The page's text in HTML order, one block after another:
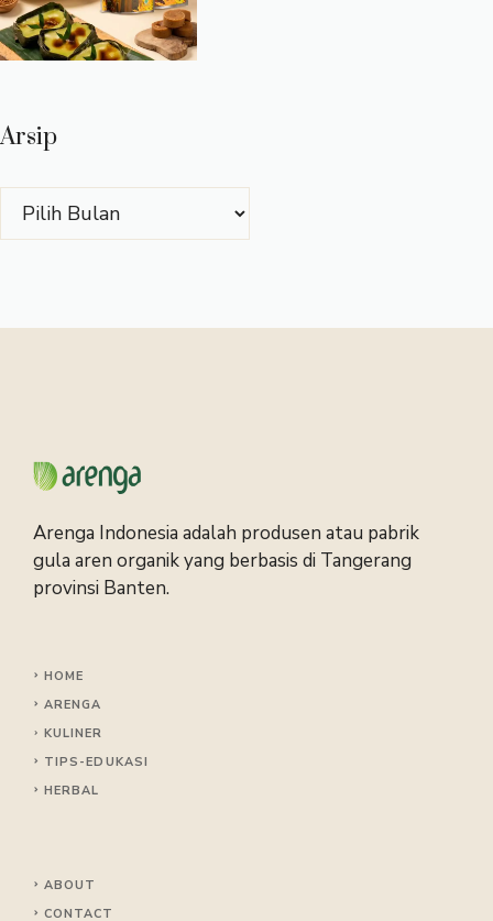
Arsip
Arsip
Arenga Indonesia adalah produsen atau pabrik
gula aren organik yang berbasis di Tangerang
provinsi Banten.
HOME
ARENGA
KULINER
TIPS -EDUKASI
HERBAL
ABOUT
CONTACT